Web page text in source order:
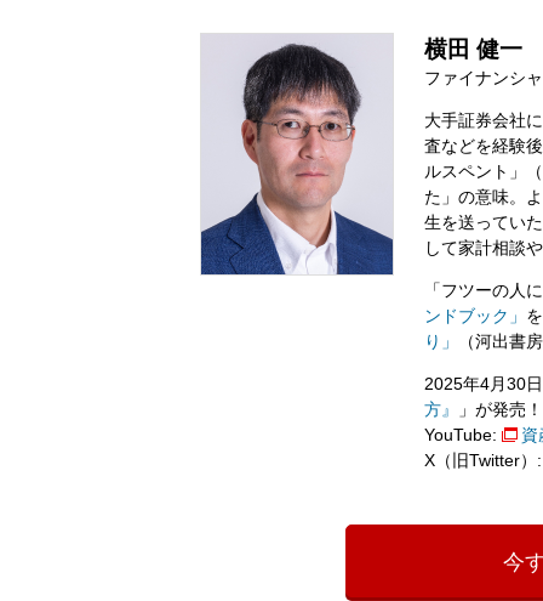
横田 健一
ファイナンシ
大手証券会社
査などを経験
ルスペント」
た」の意味。
生を送ってい
して家計相談
「フツーの人
ンドブック」
り」
（河出書
2025年4月30
方』
」が発売！
YouTube:
資
X（旧Twitter）:
今